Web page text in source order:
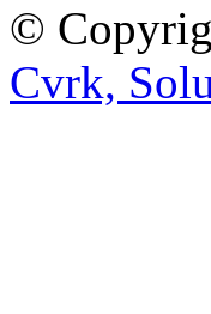
©
Cvrk,